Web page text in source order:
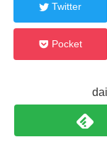
Twitter
Pocket